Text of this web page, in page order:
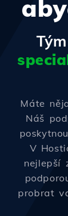
Máte
Náš
V
nejlepší
probrat